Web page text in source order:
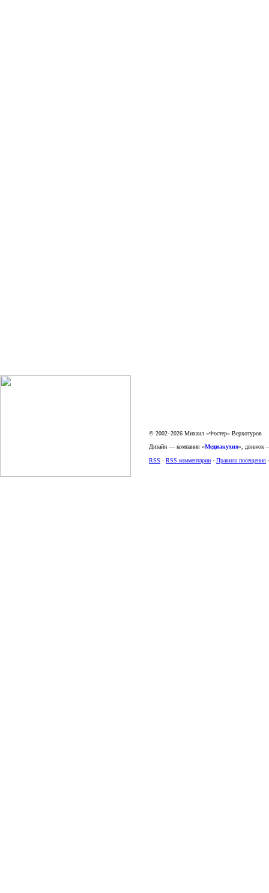
© 2002–2026 Михаил «Фостер» Верхотуров
Дизайн — компания «Медиакухня»,
RSS · RSS комментарии · Правила посещения